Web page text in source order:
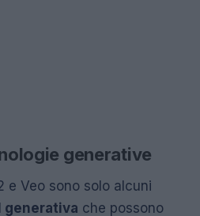
generative
e Veo sono solo alcuni
generativa che possono